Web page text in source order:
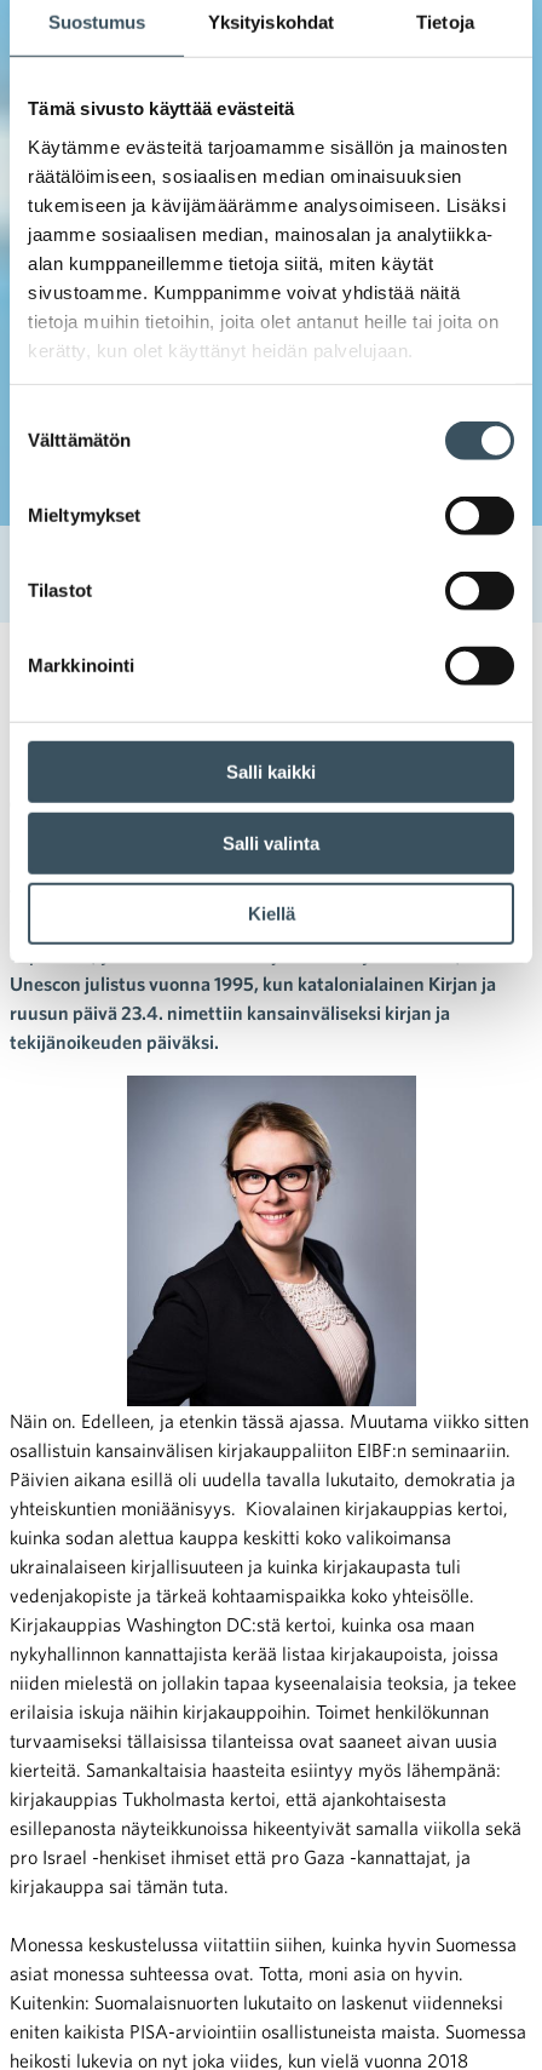
Suostumus Yksityiskohdat Tietoja
Tämä sivusto käyttää evästeitä
Käytämme evästeitä tarjoamamme sisällön ja mainosten
räätälöimiseen, sosiaalisen median ominaisuuksien
tukemiseen ja kävijämäärämme analysoimiseen. Lisäksi
jaamme sosiaalisen median, mainosalan ja analytiikka-
alan kumppaneillemme tietoja siitä, miten käytät
sivustoamme. Kumppanimme voivat yhdistää näitä
tietoja muihin tietoihin, joita olet antanut heille tai joita on
kerätty, kun olet käyttänyt heidän palvelujaan.
valinta
Välttämätön
Mieltymykset
Tilastot
Markkinointi
Salli kaikki
Salli valinta
Kiellä
Kirjakaupassa asioiminen on tulevaisuusteko
lukeminen,
Kirjakaupassa asioiminen on
tulevaisuusteko
”Kirjat ansaitsevat erityisen päivänsä, jolloin niitä juhlitaan
vapauden, yhteenkuuluvuuden ja rauhan symboleina”, kuului
Unescon julistus vuonna 1995, kun katalonialainen Kirjan ja
ruusun päivä 23.4. nimettiin kansainväliseksi kirjan ja
tekijänoikeuden päiväksi.
Näin on. Edelleen, ja etenkin tässä ajassa. Muutama viikko sitten
osallistuin kansainvälisen kirjakauppaliiton EIBF:n seminaariin.
Päivien aikana esillä oli uudella tavalla lukutaito, demokratia ja
yhteiskuntien moniäänisyys. Kiovalainen kirjakauppias kertoi,
kuinka sodan alettua kauppa keskitti koko valikoimansa
ukrainalaiseen kirjallisuuteen ja kuinka kirjakaupasta tuli
vedenjakopiste ja tärkeä kohtaamispaikka koko yhteisölle.
Kirjakauppias Washington DC:stä kertoi, kuinka osa maan
nykyhallinnon kannattajista kerää listaa kirjakaupoista, joissa
niiden mielestä on jollakin tapaa kyseenalaisia teoksia, ja tekee
erilaisia iskuja näihin kirjakauppoihin. Toimet henkilökunnan
turvaamiseksi tällaisissa tilanteissa ovat saaneet aivan uusia
kierteitä. Samankaltaisia haasteita esiintyy myös lähempänä:
kirjakauppias Tukholmasta kertoi, että ajankohtaisesta
esillepanosta näyteikkunoissa hikeentyivät samalla viikolla sekä
pro Israel -henkiset ihmiset että pro Gaza -kannattajat, ja
kirjakauppa sai tämän tuta.
Monessa keskustelussa viitattiin siihen, kuinka hyvin Suomessa
asiat monessa suhteessa ovat. Totta, moni asia on hyvin.
Kuitenkin: Suomalaisnuorten lukutaito on laskenut viidenneksi
eniten kaikista PISA-arviointiin osallistuneista maista. Suomessa
heikosti lukevia on nyt joka viides, kun vielä vuonna 2018